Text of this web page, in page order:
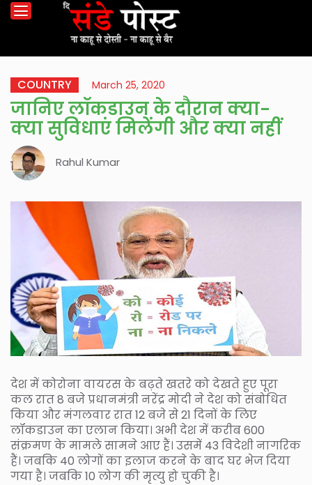
COUNTRY March 25, 2020
जानिए लॉकडाउन के दौरान क्या-
क्या सुविधाएं मिलेंगी और क्या नहीं
Rahul Kumar
देश में कोरोना वायरस के बढ़ते खतरे को देखते हुए पूरा
कल रात 8 बजे प्रधानमंत्री नरेंद्र मोदी ने देश को संबोधित
किया और मंगलवार रात 12 बजे से 21 दिनों के लिए
लॉकडाउन का एलान किया। अभी देश में करीब 600
संक्रमण के मामले सामने आए हैं। उसमें 43 विदेशी नागरिक
हैं। जबकि 40 लोगों का इलाज करने के बाद घर भेज दिया
गया है। जबकि 10 लोग की मृत्यु हो चुकी है।